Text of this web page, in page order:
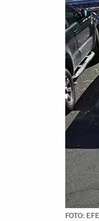
FOTO: EFE